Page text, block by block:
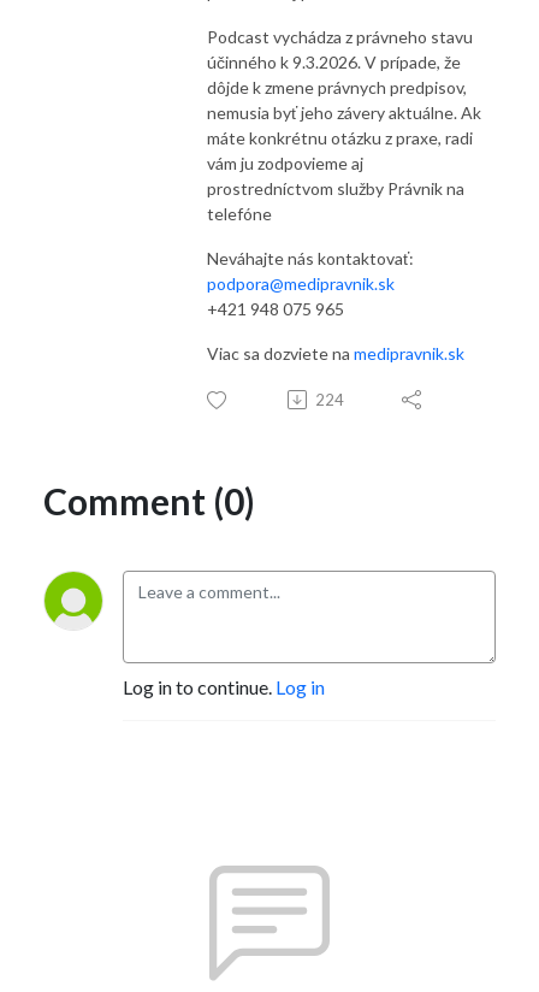
Podcast vychádza z právneho stavu
účinného k 9.3.2026. V prípade, že
dôjde k zmene právnych predpisov,
nemusia byť jeho závery aktuálne. Ak
máte konkrétnu otázku z praxe, radi
vám ju zodpovieme aj
prostredníctvom služby Právnik na
telefóne
Neváhajte nás kontaktovať:
podpora@medipravnik.sk
+421 948 075 965
Viac sa dozviete na medipravnik.sk
224
Comment (0)
Log in to continue. Log in